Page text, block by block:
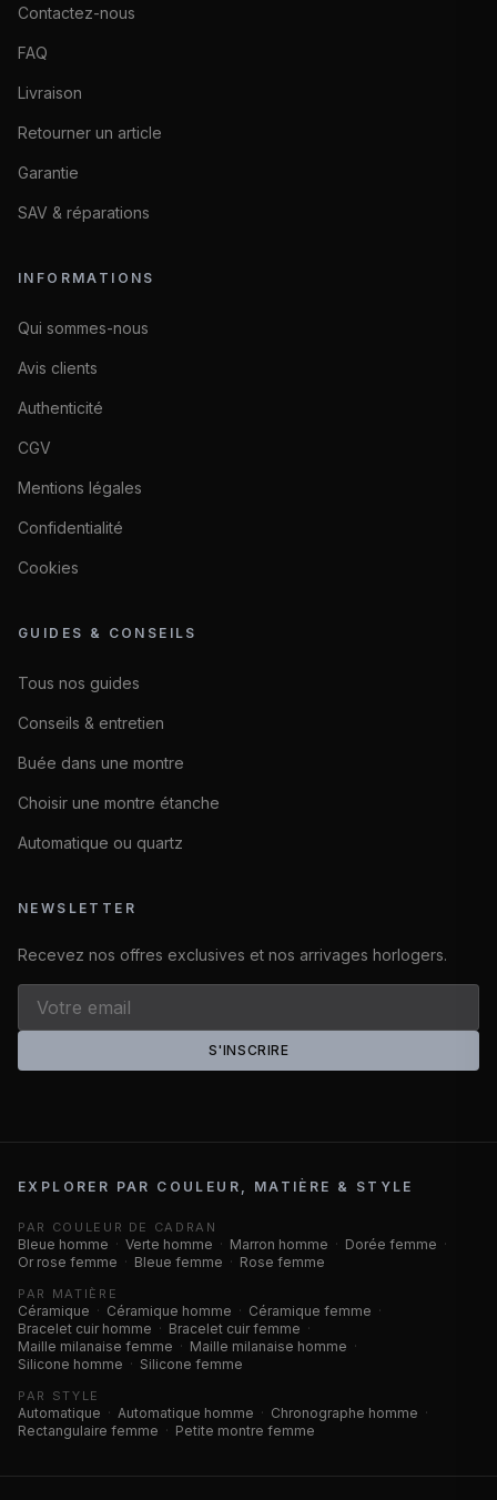
Contactez-nous
FAQ
Livraison
Retourner un article
Garantie
SAV & réparations
INFORMATIONS
Qui sommes-nous
Avis clients
Authenticité
CGV
Mentions légales
Confidentialité
Cookies
GUIDES & CONSEILS
Tous nos guides
Conseils & entretien
Buée dans une montre
Choisir une montre étanche
Automatique ou quartz
NEWSLETTER
Recevez nos offres exclusives et nos arrivages horlogers.
S'INSCRIRE
EXPLORER PAR COULEUR, MATIÈRE & STYLE
PAR COULEUR DE CADRAN
Bleue homme · Verte homme · Marron homme · Dorée femme ·
Or rose femme · Bleue femme · Rose femme
PAR MATIÈRE
Céramique · Céramique homme · Céramique femme ·
Bracelet cuir homme · Bracelet cuir femme ·
Maille milanaise femme · Maille milanaise homme ·
Silicone homme · Silicone femme
PAR STYLE
Automatique · Automatique homme · Chronographe homme ·
Rectangulaire femme · Petite montre femme